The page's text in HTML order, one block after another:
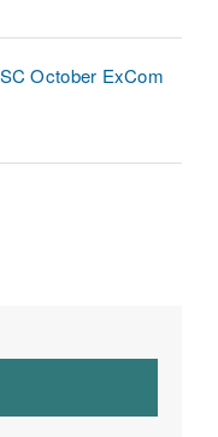
October ExCom